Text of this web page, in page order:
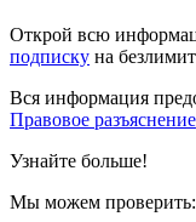
Открой всю
подписку на
Вся информация
Правовое разъяснение
Узнайте больше!
Мы можем проверить: